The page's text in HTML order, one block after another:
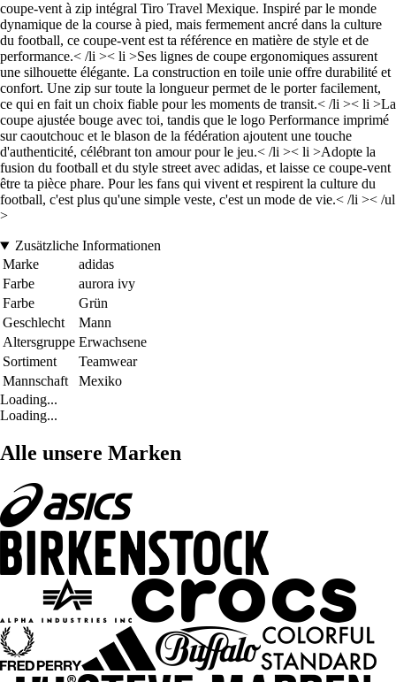
coupe-vent à zip intégral Tiro Travel Mexique. Inspiré par le monde
dynamique de la course à pied, mais fermement ancré dans la culture
du football, ce coupe-vent est ta référence en matière de style et de
performance.< /li >< li >Ses lignes de coupe ergonomiques assurent
une silhouette élégante. La construction en toile unie offre durabilité et
confort. Une zip sur toute la longueur permet de le porter facilement,
ce qui en fait un choix fiable pour les moments de transit.< /li >< li >La
coupe ajustée bouge avec toi, tandis que le logo Performance imprimé
sur caoutchouc et le blason de la fédération ajoutent une touche
d'authenticité, célébrant ton amour pour le jeu.< /li >< li >Adopte la
fusion du football et du style street avec adidas, et laisse ce coupe-vent
être ta pièce phare. Pour les fans qui vivent et respirent la culture du
football, c'est plus qu'une simple veste, c'est un mode de vie.< /li >< /ul
>
Zusätzliche Informationen
Marke
adidas
Farbe
aurora ivy
Farbe
Grün
Geschlecht
Mann
Altersgruppe Erwachsene
Sortiment
Teamwear
Mannschaft
Mexiko
Loading...
Loading...
Alle unsere Marken